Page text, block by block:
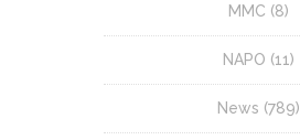
MMC (8)
NAPO (11)
News (789)